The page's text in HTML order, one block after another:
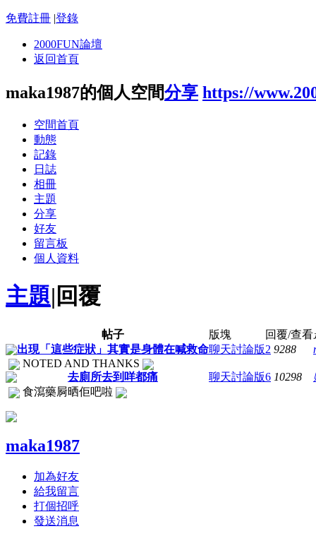
免費註冊 |登錄
2000FUN論壇
返回首頁
maka1987的個人空間分享 https://
空間首頁
動態
記錄
日誌
相冊
主題
分享
好友
留言板
個人資料
主題| 回覆
帖子 版塊 回覆/查看
出現「這些症狀」其實是身體在喊救命聊天討論版2 9288
NOTED AND THANKS
去廁所去到咩都痛
聊天討論版6 10298
食瀉藥屙晒佢吧啦
maka1987
加為好友
給我留言
打個招呼
發送消息